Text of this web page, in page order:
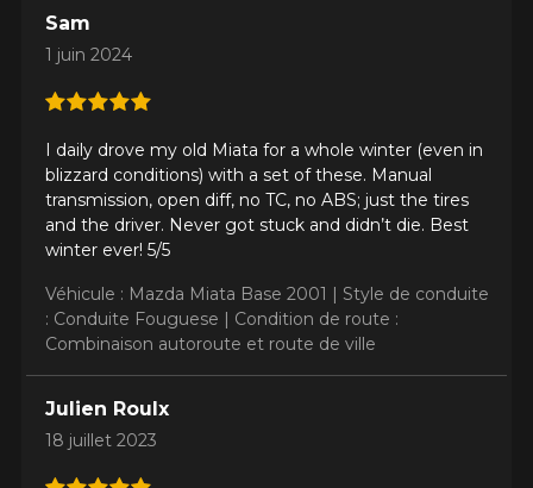
Sam
1 juin 2024
I daily drove my old Miata for a whole winter (even in
blizzard conditions) with a set of these. Manual
transmission, open diff, no TC, no ABS; just the tires
and the driver. Never got stuck and didn’t die. Best
winter ever! 5/5
Véhicule : Mazda Miata Base 2001 | Style de conduite
: Conduite Fouguese | Condition de route :
Combinaison autoroute et route de ville
Julien Roulx
18 juillet 2023